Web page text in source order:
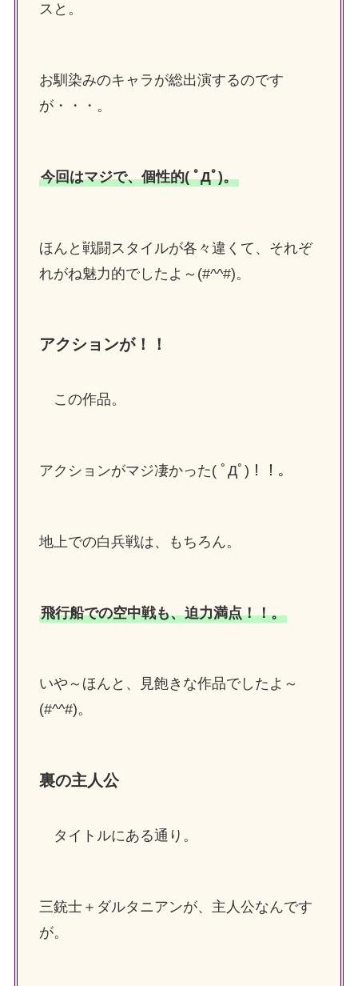
スと。
お馴染みのキャラが総出演するのです
が・・・。
今回はマジで、個性的( ﾟДﾟ)。
ほんと戦闘スタイルが各々違くて、それぞ
れがね魅力的でしたよ～(#^^#)。
アクションが！！
この作品。
アクションがマジ凄かった( ﾟДﾟ)！！。
地上での白兵戦は、もちろん。
飛行船での空中戦も、迫力満点！！。
いや～ほんと、見飽きな作品でしたよ～
(#^^#)。
裏の主人公
タイトルにある通り。
三銃士＋ダルタニアンが、主人公なんです
が。